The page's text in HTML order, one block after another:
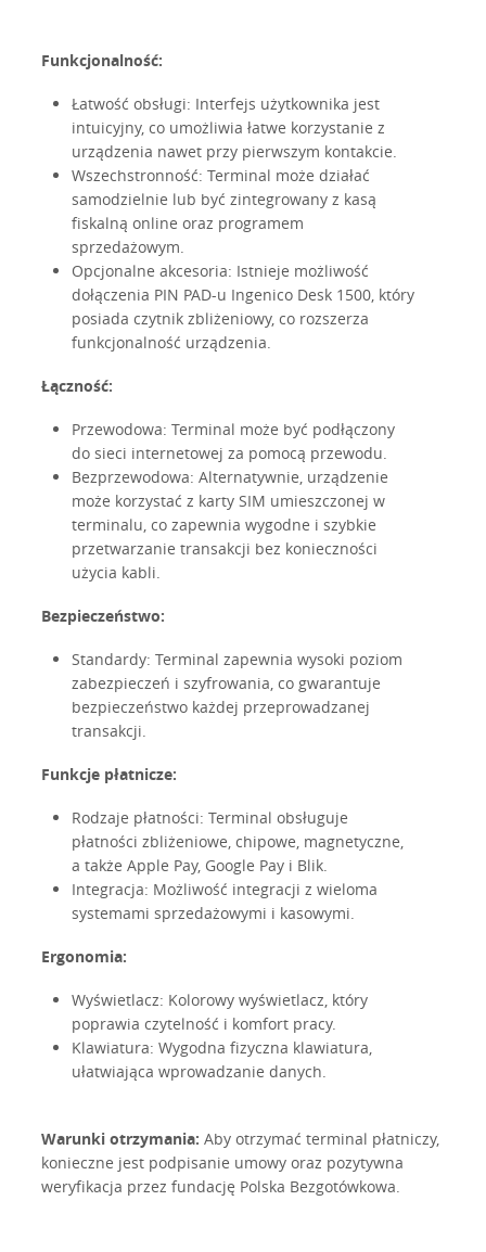
Funkcjonalność:
Łatwość obsługi: Interfejs użytkownika jest
intuicyjny, co umożliwia łatwe korzystanie z
urządzenia nawet przy pierwszym kontakcie.
Wszechstronność: Terminal może działać
samodzielnie lub być zintegrowany z kasą
fiskalną online oraz programem
sprzedażowym.
Opcjonalne akcesoria: Istnieje możliwość
dołączenia PIN PAD-u Ingenico Desk 1500, który
posiada czytnik zbliżeniowy, co rozszerza
funkcjonalność urządzenia.
Łączność:
Przewodowa: Terminal może być podłączony
do sieci internetowej za pomocą przewodu.
Bezprzewodowa: Alternatywnie, urządzenie
może korzystać z karty SIM umieszczonej w
terminalu, co zapewnia wygodne i szybkie
przetwarzanie transakcji bez konieczności
użycia kabli.
Bezpieczeństwo:
Standardy: Terminal zapewnia wysoki poziom
zabezpieczeń i szyfrowania, co gwarantuje
bezpieczeństwo każdej przeprowadzanej
transakcji.
Funkcje płatnicze:
Rodzaje płatności: Terminal obsługuje
płatności zbliżeniowe, chipowe, magnetyczne,
a także Apple Pay, Google Pay i Blik.
Integracja: Możliwość integracji z wieloma
systemami sprzedażowymi i kasowymi.
Ergonomia:
Wyświetlacz: Kolorowy wyświetlacz, który
poprawia czytelność i komfort pracy.
Klawiatura: Wygodna fizyczna klawiatura,
ułatwiająca wprowadzanie danych.
Warunki otrzymania: Aby otrzymać terminal płatniczy,
konieczne jest podpisanie umowy oraz pozytywna
weryfikacja przez fundację Polska Bezgotówkowa.